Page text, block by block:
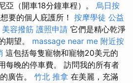
亞（開車18分鐘車程）。 烏日按
要的個人庇護所！ 按摩學徒 公益
美容撥筋 護照申請 它們是精心乾淨
期望。 massage near me 附近按
這包括每隻寵物和寵物20美元的
每晚的停車費。 訪問我的所有者
廣告。 竹北 推拿 在美麗，充滿